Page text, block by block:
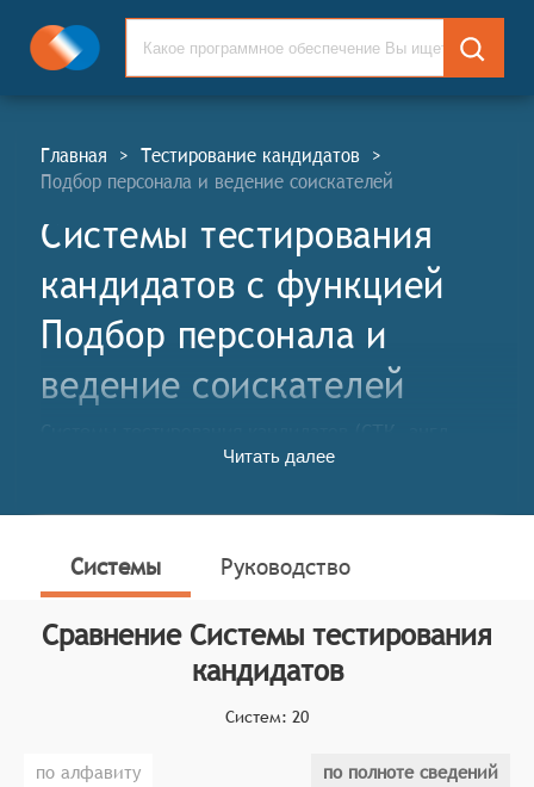
Главная > Тестирование кандидатов >
Подбор персонала и ведение соискателей
Системы тестирования
кандидатов c функцией
Подбор персонала и
ведение соискателей
Candidates Testing Systems, CTS) – это
работодателями для тестирования знаний и навыков
включать в себя различные типы тестов в
зависимости от специальности и квалификации
кандидата на вакансию, а также тесты на
личностные навыки (т.н. soft skills), такие как
аналитические способности, языковые знания,
коммуникативные навыки и прочие компетенции.
квалификацию кандидатов перед тем, как принять
Читать далее
Системы Руководство
Сравнение Системы тестирования
кандидатов
Систем: 20
по алфавиту по полноте сведений